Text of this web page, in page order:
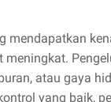
mendapatkan
meningkat.
atau gaya
yang baik,